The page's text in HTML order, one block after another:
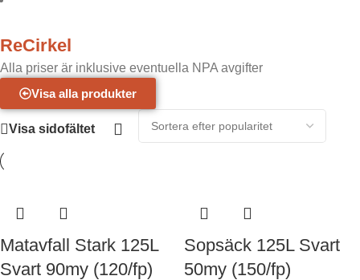
ReCirkel
Alla priser är inklusive eventuella NPA avgifter
Visa alla produkter
Visa sidofältet
Matavfall Stark 125L
Svart 90my (120/fp)
Sopsäck 125L Svart
50my (150/fp)